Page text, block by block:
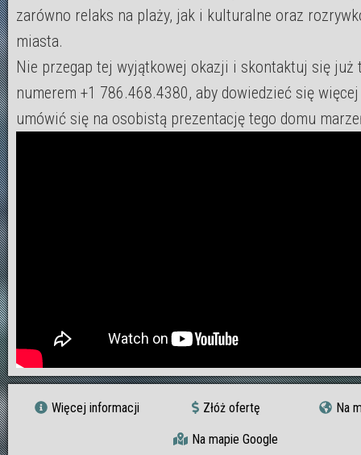
zarówno relaks na plaży, jak i kulturalne oraz
miasta.
Nie przegap tej wyjątkowej okazji i skontaktuj się już
numerem +1 786.468.4380, aby dowiedzieć się
umówić się na osobistą prezentację tego domu
Więcej informacji Złóż ofertę Na
Na mapie Google